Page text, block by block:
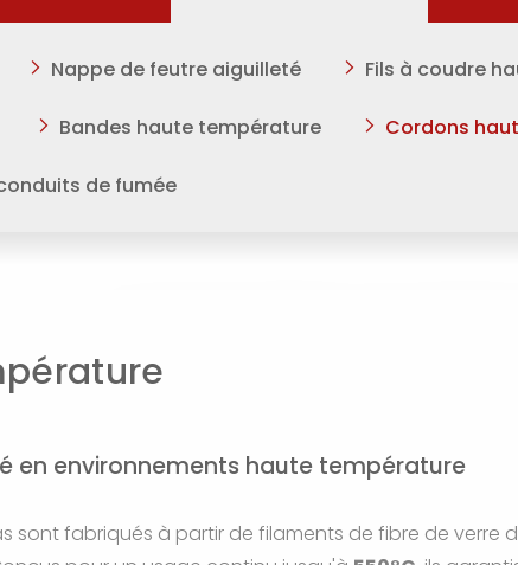
Nappe de feutre aiguilleté Fils à coudre
Bandes haute température Cordons
de fumée
en environnements haute température
sont fabriqués à partir de filaments de fibre de